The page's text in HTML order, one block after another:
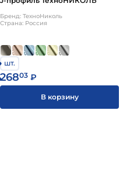
Бренд: ТехноНиколь
Страна: Россия
шт.
26803 ₽
В корзину